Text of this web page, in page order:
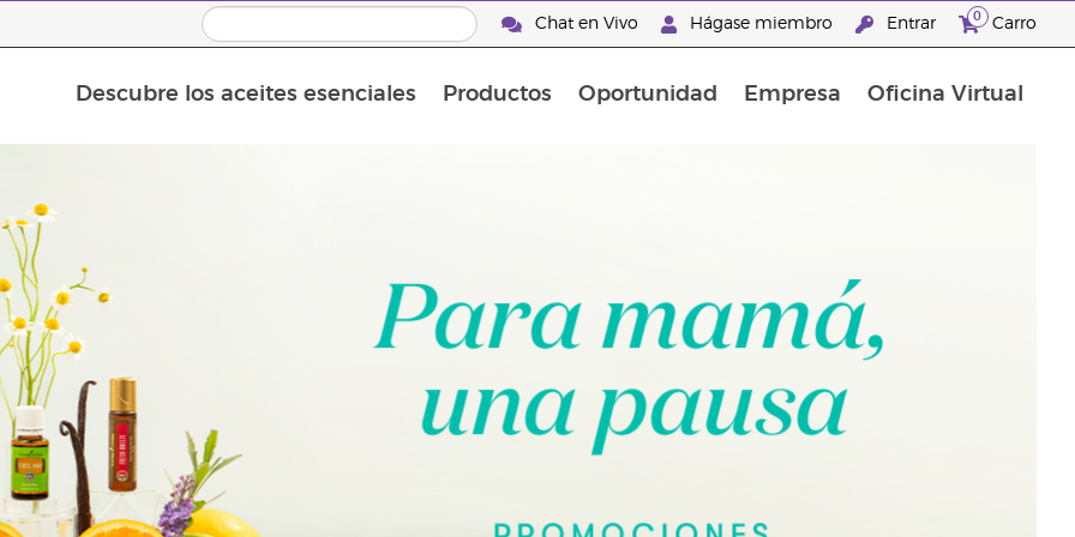
Chat en Vivo Hágase miembro Entrar 0 Carro
Descubre los aceites esenciales Productos Oportunidad Empresa Oficina Virtual